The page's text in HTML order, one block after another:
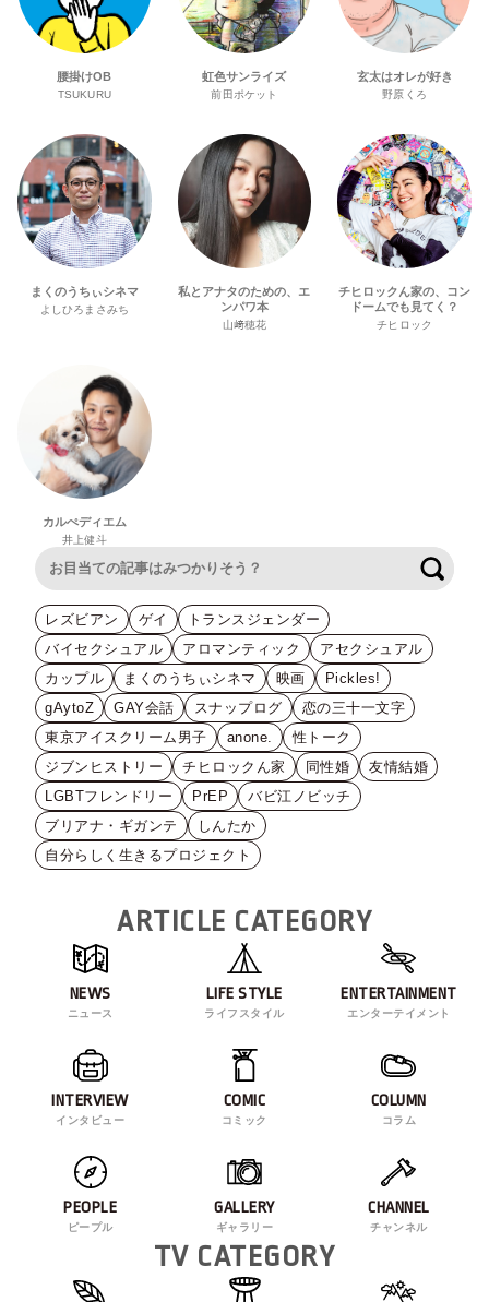
腰掛けOB
TSUKURU
虹色サンライズ
前田ポケット
玄太はオレが好き
野原くろ
まくのうちぃシネマ
よしひろまさみち
私とアナタのための、エ
ンパワ本
山﨑穂花
チヒロックん家の、コン
ドームでも見てく？
チヒロック
カルぺディエム
井上健斗
レズビアン ゲイ
トランスジェンダー
バイセクシュアル
アロマンティック
アセクシュアル
カップル
まくのうちぃシネマ 映画
Pickles!
gAytoZ
GAY会話 スナップログ
恋の三十一文字
東京アイスクリーム男子
anone.
性トーク
ジブンヒストリー
チヒロックん家 同性婚
友情結婚
LGBTフレンドリー
PrEP
バビ江ノビッチ
ブリアナ・ギガンテ
しんたか
自分らしく生きるプロジェクト
ARTICLE CATEGORY
NEWS
ニュース
LIFE STYLE
ライフスタイル
ENTERTAINMENT
エンターテイメント
INTERVIEW
インタビュー
COMIC
コミック
COLUMN
コラム
PEOPLE
ピープル
GALLERY
ギャラリー
CHANNEL
チャンネル
TV CATEGORY